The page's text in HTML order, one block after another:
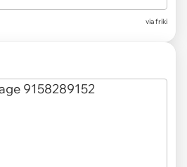
via friki